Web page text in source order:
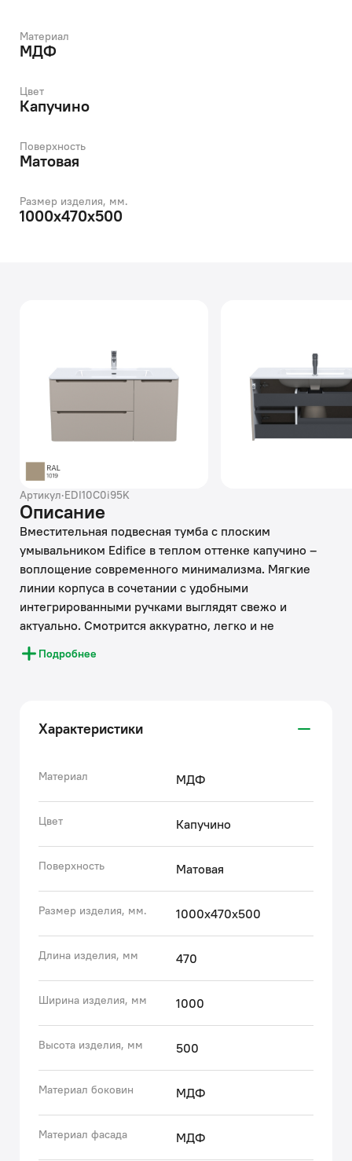
Материал
МДФ
Цвет
Капучино
Поверхность
Матовая
Размер изделия, мм.
1000x470x500
Артикул·EDI10C0i95K
Описание
Вместительная подвесная тумба с плоским
умывальником Edifice в теплом оттенке капучино –
воплощение современного минимализма. Мягкие
линии корпуса в сочетании с удобными
интегрированными ручками выглядят свежо и
актуально. Смотрится аккуратно, легко и не
усложняет процесс уборки в ванной благодаря
подвесной конструкции.
качественного фарфора. Он отличается высокой
прочностью и прост в уходе: не задерживает
первозданную белизну.
бесшумно благодаря высококачественным скрытым
направляющим с доводчиками немецкого
производства.
• Надежные крепления рассчитаны на большой вес и
позволяют равномерно распределять нагрузку.
• Фурнитура рассчитана на 30 000 открываний, что
Гарантия на мебель IDDIS® – 3 года.
(с) Авторский текст, август 2023 г.
Подробнее
Характеристики
Материал МДФ
Цвет Капучино
Поверхность Матовая
Размер изделия, мм. 1000x470x500
Длина изделия, мм 470
Ширина изделия, мм 1000
Высота изделия, мм 500
Материал боковин МДФ
Материал фасада МДФ